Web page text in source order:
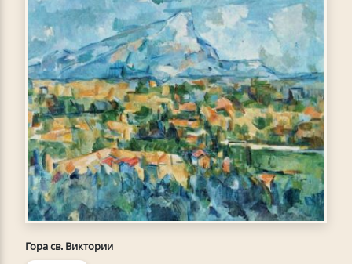
Гора св. Виктории